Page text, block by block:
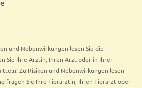
und Nebenwirkungen lesen Sie die
Sie Ihre Ärztin, Ihren Arzt oder in Ihrer
Zu Risiken und Nebenwirkungen lesen
fragen Sie Ihre Tierärztin, Ihren Tierarzt oder